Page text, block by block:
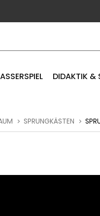
DIDAKTIK &
SPRUNGKÄSTEN